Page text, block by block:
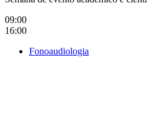
09:00
16:00
Fonoaudiologia